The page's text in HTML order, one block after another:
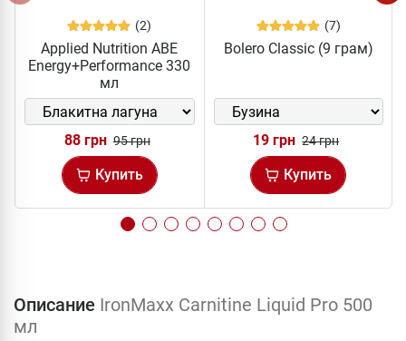
(2)
Applied Nutrition ABE
Energy+Performance 330
мл
88 грн 95 грн
Купить
(7)
Bolero Classic (9 грам)
19 грн 24 грн
Купить
Описание IronMaxx Carnitine Liquid Pro 500
мл